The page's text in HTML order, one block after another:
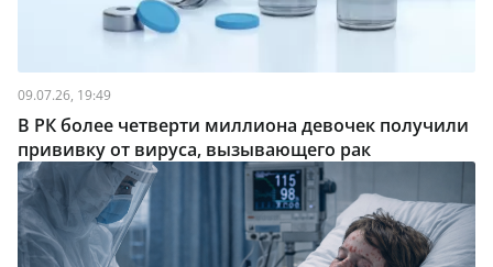
09.07.26, 19:49
В РК более четверти миллиона девочек получили
прививку от вируса, вызывающего рак